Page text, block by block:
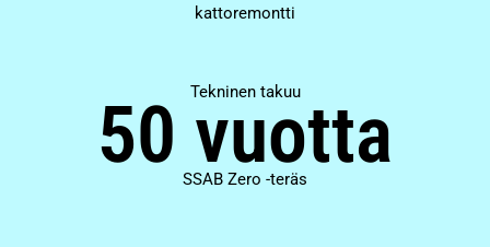
kattoremontti
Tekninen takuu
50 vuotta
SSAB Zero -teräs